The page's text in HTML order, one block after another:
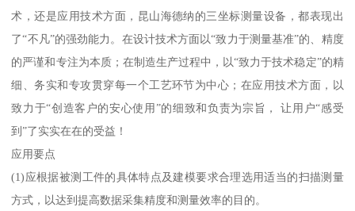
术，还是应用技术方面，昆山海德纳的三坐标测量设备，都表现出
了“不凡”的强劲能力。在设计技术方面以“致力于测量基准”的、精度
的严谨和专注为本质；在制造生产过程中，以“致力于技术稳定”的精
细、务实和专攻贯穿每一个工艺环节为中心；在应用技术方面，以
致力于“创造客户的安心使用”的细致和负责为宗旨， 让用户“感受
到”了实实在在的受益！
应用要点
(1)应根据被测工件的具体特点及建模要求合理选用适当的扫描测量
方式，以达到提高数据采集精度和测量效率的目的。